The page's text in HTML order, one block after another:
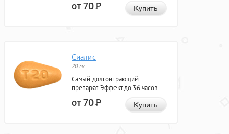
от 70Р Купить
Сиалис
20 мг
Самый долгоиграющий
препарат. Эффект до 36 часов.
от 70Р Купить